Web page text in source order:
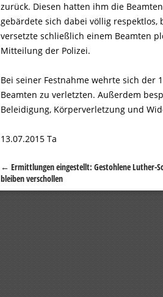
zurück. Diesen hatten ihm die
gebärdete sich dabei völlig
versetzte schließlich einem Beamten
Mitteilung der Polizei.
Bei seiner Festnahme wehrte sich der
Beamten zu verletzten. Außerdem
Beleidigung, Körperverletzung und
13.07.2015 Ta
Beitragsnavigation
← Ermittlungen eingestellt: Gestohlene Luther-
bleiben verschollen